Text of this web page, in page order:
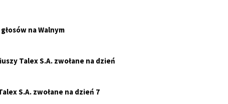
na Walnym
Talex S.A. zwołane na dzień
S.A. zwołane na dzień 7